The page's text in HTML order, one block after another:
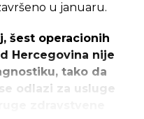
u januaru.
šest operacionih
Hercegovina nije
tako da
odlazi za usluge